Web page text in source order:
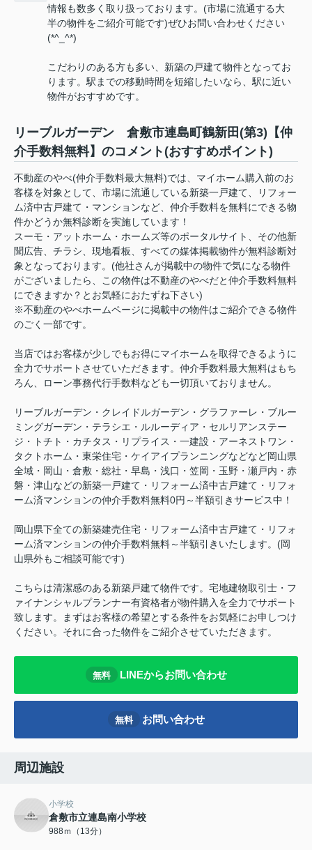
情報も数多く取り扱っております。(市場に流通する大
半の物件をご紹介可能です)ぜひお問い合わせください
(*^_^*)
こだわりのある方も多い、新築の戸建て物件となってお
ります。駅までの移動時間を短縮したいなら、駅に近い
物件がおすすめです。
リーブルガーデン 倉敷市連島町鶴新田(第3)【仲
介手数料無料】のコメント(おすすめポイント)
不動産のやべ(仲介手数料最大無料)では、マイホーム購入前のお
客様を対象として、市場に流通している新築一戸建て、リフォー
ム済中古戸建て・マンションなど、仲介手数料を無料にできる物
件かどうか無料診断を実施しています！
スーモ・アットホーム・ホームズ等のポータルサイト、その他新
聞広告、チラシ、現地看板、すべての媒体掲載物件が無料診断対
象となっております。(他社さんが掲載中の物件で気になる物件
がございましたら、この物件は不動産のやべだと仲介手数料無料
にできますか？とお気軽におたずね下さい)
※不動産のやべホームページに掲載中の物件はご紹介できる物件
のごく一部です。
当店ではお客様が少しでもお得にマイホームを取得できるように
全力でサポートさせていただきます。仲介手数料最大無料はもち
ろん、ローン事務代行手数料なども一切頂いておりません。
リーブルガーデン・クレイドルガーデン・グラファーレ・ブルー
ミングガーデン・テラシエ・ルルーディア・セルリアンステー
ジ・トチト・カチタス・リプライス・一建設・アーネストワン・
タクトホーム・東栄住宅・ケイアイプランニングなどなど岡山県
全域・岡山・倉敷・総社・早島・浅口・笠岡・玉野・瀬戸内・赤
磐・津山などの新築一戸建て・リフォーム済中古戸建て・リフォ
ーム済マンションの仲介手数料無料0円～半額引きサービス中！
岡山県下全ての新築建売住宅・リフォーム済中古戸建て・リフォ
ーム済マンションの仲介手数料無料～半額引きいたします。(岡
山県外もご相談可能です)
こちらは清潔感のある新築戸建て物件です。宅地建物取引士・フ
ァイナンシャルプランナー有資格者が物件購入を全力でサポート
致します。まずはお客様の希望とする条件をお気軽にお申しつけ
ください。それに合った物件をご紹介させていただきます。
無料 LINEからお問い合わせ
無料 お問い合わせ
周辺施設
小学校
倉敷市立連島南小学校
988ｍ（13分）